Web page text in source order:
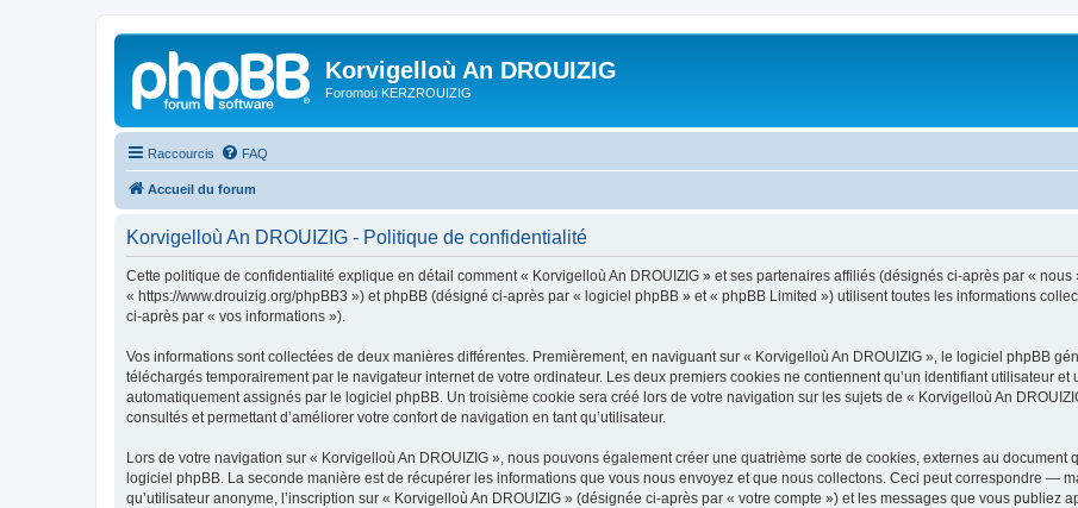
Korvigelloù An DROUIZIG
Foromoù KERZROUIZIG
Raccourcis FAQ
Accueil du forum
Korvigelloù An DROUIZIG - Politique de confidentialité
Cette politique de confidentialité explique en détail comment « Korvigelloù An DROUIZIG » et ses partenaires affiliés (désignés ci-après par « nous
« https://www.drouizig.org/phpBB3 ») et phpBB (désigné ci-après par « logiciel phpBB » et « phpBB Limited ») utilisent toutes les informations
ci-après par « vos informations »).
Vos informations sont collectées de deux manières différentes. Premièrement, en naviguant sur « Korvigelloù An DROUIZIG », le logiciel phpBB
téléchargés temporairement par le navigateur internet de votre ordinateur. Les deux premiers cookies ne contiennent qu’un identifiant utilisateur
automatiquement assignés par le logiciel phpBB. Un troisième cookie sera créé lors de votre navigation sur les sujets de « Korvigelloù An
consultés et permettant d’améliorer votre confort de navigation en tant qu’utilisateur.
Lors de votre navigation sur « Korvigelloù An DROUIZIG », nous pouvons également créer une quatrième sorte de cookies, externes au
logiciel phpBB. La seconde manière est de récupérer les informations que vous nous envoyez et que nous collectons. Ceci peut correspondre —
qu’utilisateur anonyme, l’inscription sur « Korvigelloù An DROUIZIG » (désignée ci-après par « votre compte ») et les messages que vous publiez